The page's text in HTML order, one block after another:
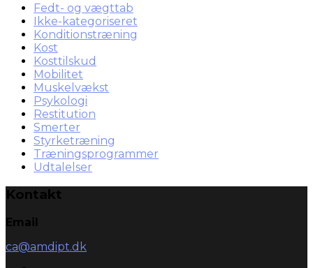
Fedt- og vægttab
Ikke-kategoriseret
Konditionstræning
Kost
Kosttilskud
Mobilitet
Muskelvækst
Psykologi
Restitution
Smerter
Styrketræning
Træningsprogrammer
Udtalelser
Kontakt
Email
ca@amdipt.dk